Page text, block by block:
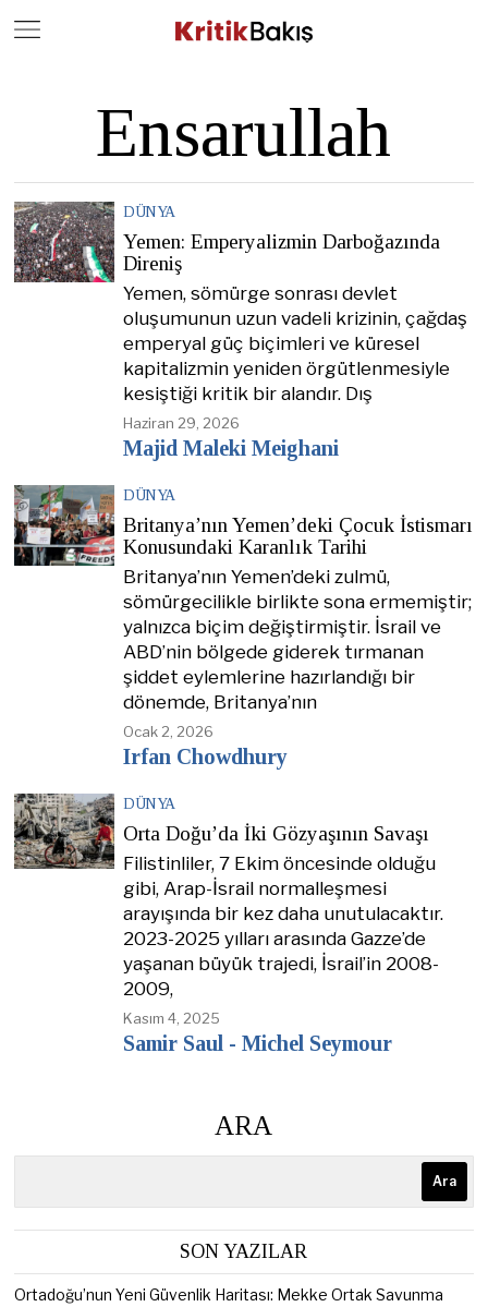
Ensarullah
DÜNYA
Yemen: Emperyalizmin Darboğazında
Direniş
Yemen, sömürge sonrası devlet
oluşumunun uzun vadeli krizinin, çağdaş
emperyal güç biçimleri ve küresel
kapitalizmin yeniden örgütlenmesiyle
kesiştiği kritik bir alandır. Dış
Haziran 29, 2026
Majid Maleki Meighani
DÜNYA
Britanya’nın Yemen’deki Çocuk İstismarı
Konusundaki Karanlık Tarihi
Britanya’nın Yemen’deki zulmü,
sömürgecilikle birlikte sona ermemiştir;
yalnızca biçim değiştirmiştir. İsrail ve
ABD’nin bölgede giderek tırmanan
şiddet eylemlerine hazırlandığı bir
dönemde, Britanya’nın
Ocak 2, 2026
Irfan Chowdhury
DÜNYA
Orta Doğu’da İki Gözyaşının Savaşı
Filistinliler, 7 Ekim öncesinde olduğu
gibi, Arap-İsrail normalleşmesi
arayışında bir kez daha unutulacaktır.
2023-2025 yılları arasında Gazze’de
yaşanan büyük trajedi, İsrail’in 2008-
2009,
Kasım 4, 2025
Samir Saul - Michel Seymour
ARA
Ara
SON YAZILAR
Ortadoğu’nun Yeni Güvenlik Haritası: Mekke Ortak Savunma